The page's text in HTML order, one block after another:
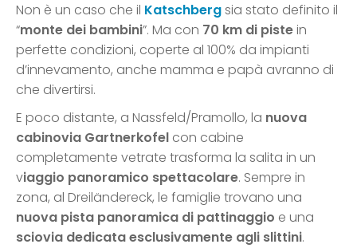
Non è un caso che il Katschbergsia stato definito il
“monte dei bambini”. Ma con 70 km di pistein
perfette condizioni, coperte al 100% da impianti
d’innevamento, anche mamma e papà avranno di
che divertirsi.
E poco distante, a Nassfeld/Pramollo, la nuova
cabinovia Gartnerkofel con cabine
completamente vetrate trasforma la salita in un
viaggio panoramico spettacolare. Sempre in
zona, al Dreiländereck, le famiglie trovano una
nuova pista panoramica di pattinaggio e una
sciovia dedicata esclusivamente agli slittini.